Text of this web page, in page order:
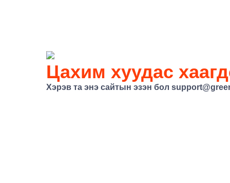
Цахим хуудас
Хэрэв та энэ сайтын эзэн бол